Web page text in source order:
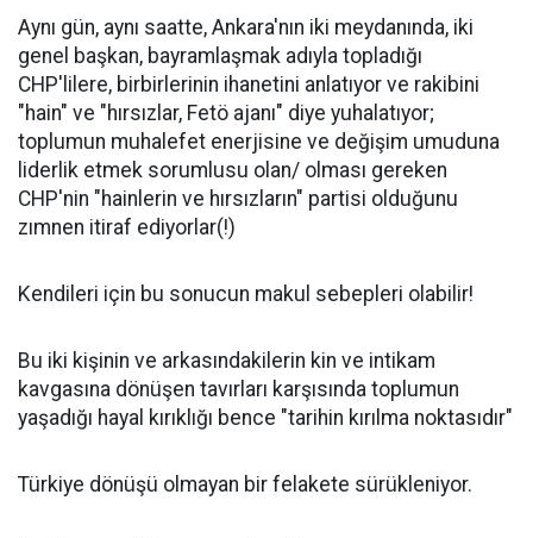
Aynı gün, aynı saatte, Ankara'nın iki meydanında, iki
genel başkan, bayramlaşmak adıyla topladığı
CHP'lilere, birbirlerinin ihanetini anlatıyor ve rakibini
"hain" ve "hırsızlar, Fetö ajanı" diye yuhalatıyor;
toplumun muhalefet enerjisine ve değişim umuduna
liderlik etmek sorumlusu olan/ olması gereken
CHP'nin "hainlerin ve hırsızların" partisi olduğunu
zımnen itiraf ediyorlar(!)
Kendileri için bu sonucun makul sebepleri olabilir!
Bu iki kişinin ve arkasındakilerin kin ve intikam
kavgasına dönüşen tavırları karşısında toplumun
yaşadığı hayal kırıklığı bence "tarihin kırılma noktasıdır"
Türkiye dönüşü olmayan bir felakete sürükleniyor.